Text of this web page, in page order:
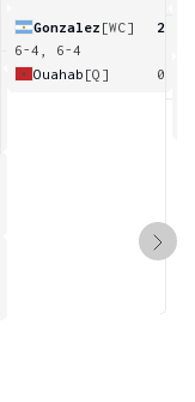
Gonzalez [WC]
2
6-4, 6-4
Ouahab [Q] 0